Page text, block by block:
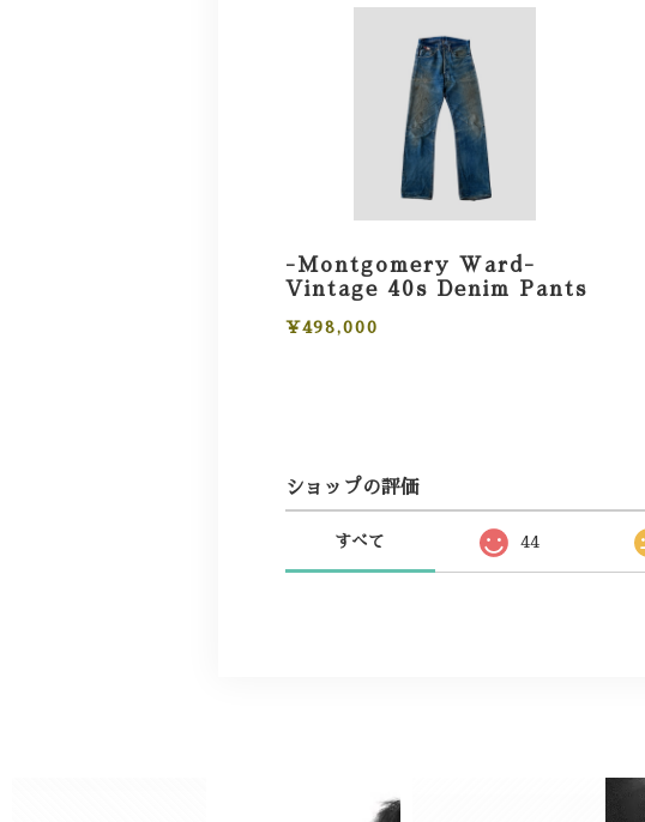
-Montgomery Ward-
Vintage 40s Denim Pants
¥498,000
ショップの評価
すべて 44